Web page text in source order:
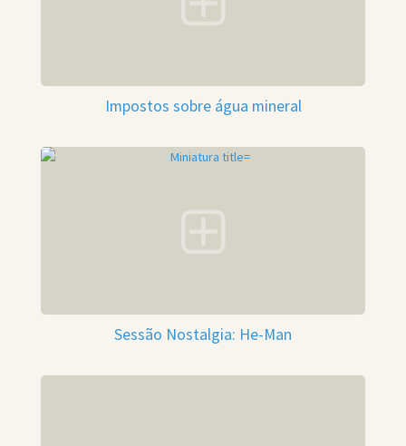
Impostos sobre água mineral
Sessão Nostalgia: He-Man